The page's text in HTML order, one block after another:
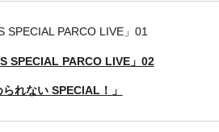
SPECIAL PARCO LIVE」01
SPECIAL PARCO LIVE」02
られない SPECIAL！」